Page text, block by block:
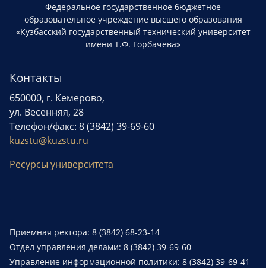
Федеральное государственное бюджетное
образовательное учреждение высшего образования
«Кузбасский государственный технический университет
имени Т.Ф. Горбачева»
Контакты
650000, г. Кемерово,
ул. Весенняя, 28
Телефон/факс: 8 (3842) 39-69-60
kuzstu@kuzstu.ru
Ресурсы университета
Приемная ректора: 8 (3842) 68-23-14
Отдел управления делами: 8 (3842) 39-69-60
Управление информационной политики: 8 (3842) 39-69-41